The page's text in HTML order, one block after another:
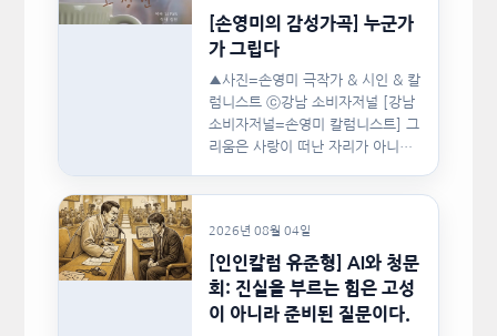
[손영미의 감성가곡] 누군가
가 그립다
▲사진=손영미 극작가 & 시인 & 칼
럼니스트 ⓒ강남 소비자저널 [강남
소비자저널=손영미 칼럼니스트] 그
리움은 사랑이 떠난 자리가 아니라,
2026년 08월 04일
[인인칼럼 유준형] AI와 청문
회: 진실을 부르는 힘은 고성
이 아니라 준비된 질문이다.